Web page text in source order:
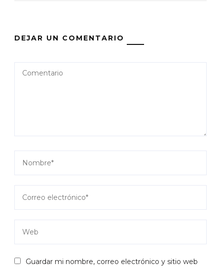
DEJAR UN COMENTARIO
Guardar mi nombre, correo electrónico y sitio web